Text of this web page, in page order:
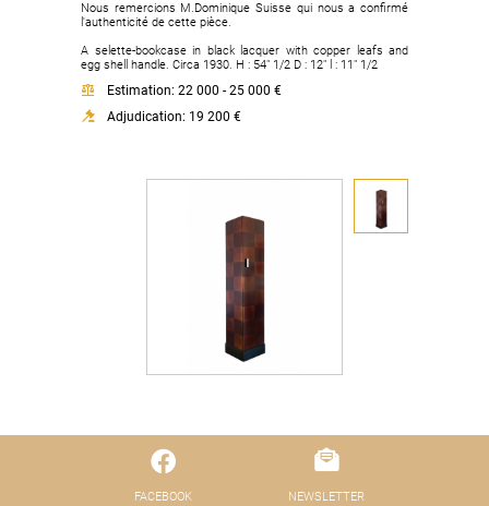
Nous remercions M.Dominique Suisse qui nous a confirmé
l'authenticité de cette pièce.
A selette-bookcase in black lacquer with copper leafs and
egg shell handle. Circa 1930. H : 54" 1/2 D : 12" l : 11" 1/2
Estimation: 22 000 - 25 000 €
Adjudication: 19 200 €
FACEBOOK NEWSLETTER